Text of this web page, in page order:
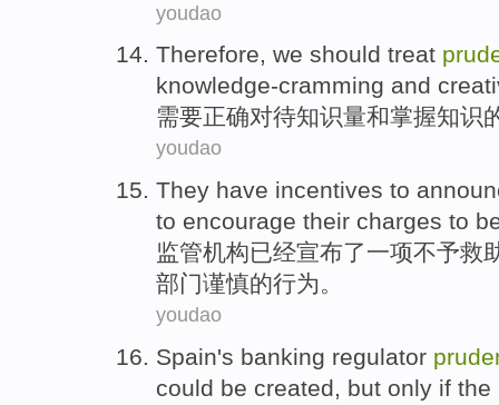
youdao
Therefore, we should treat
knowledge-cramming and
需要正确对待知识量和掌握知识
youdao
They have incentives to
to encourage their charges to
监管机构已经宣布了一项不予救
部门谨慎的行为。
youdao
Spain's banking regulator
could be created, but only if the